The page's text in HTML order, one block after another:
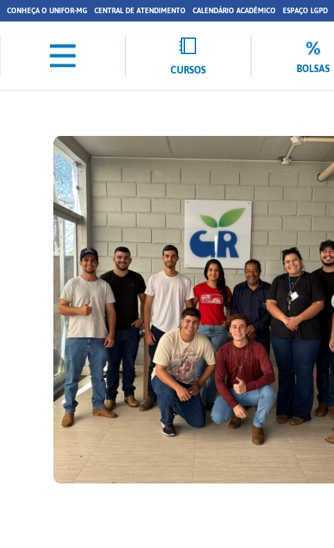
CONHEÇA O UNIFOR-MG CENTRAL DE ATENDIMENTO CALENDÁRIO ACADÊMICO ESPAÇO LGPD
CURSOS BOLSAS